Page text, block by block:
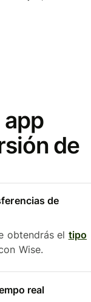
de
de
obtendrás el tipo
Wise.
real